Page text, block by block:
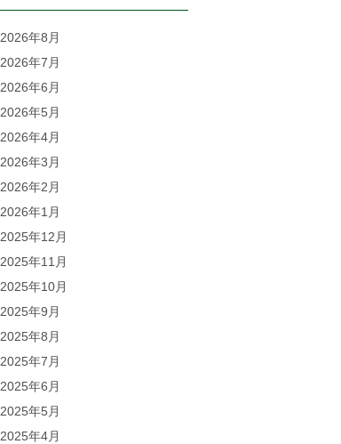
2026年8月
2026年7月
2026年6月
2026年5月
2026年4月
2026年3月
2026年2月
2026年1月
2025年12月
2025年11月
2025年10月
2025年9月
2025年8月
2025年7月
2025年6月
2025年5月
2025年4月